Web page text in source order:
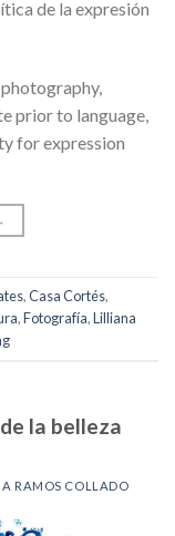
de la expresión
prior to language,
for expression
,Casa Cortés,
,Fotografía,Lilliana
la belleza
RAMOS COLLADO